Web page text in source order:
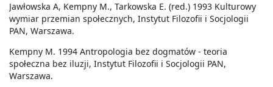
Jawłowska A, Kempny M., Tarkowska E. (red.) 1993 Kulturowy
wymiar przemian społecznych, Instytut Filozofii i Socjologii
PAN, Warszawa.
Kempny M. 1994 Antropologia bez dogmatów - teoria
społeczna bez iluzji, Instytut Filozofii i Socjologii PAN,
Warszawa.